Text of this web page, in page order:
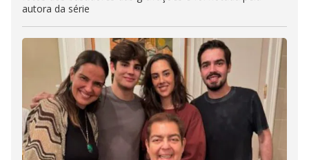
autora da série